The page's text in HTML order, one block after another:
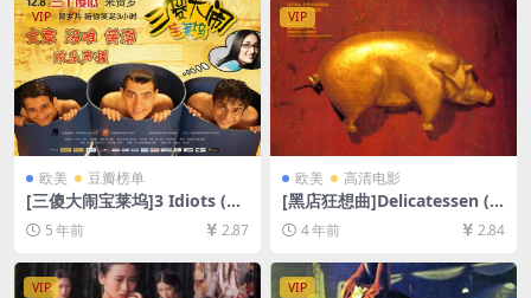
VIP
欧美 豆瓣榜单
[三傻大闹宝莱坞]3 Idiots (20
09)[百度网盘+迅雷云盘资源1
080P超清未删减][MP4/11G
B][中英字幕]
5 年前 2.87
VIP
欧美 高清电影
[黑店狂想曲]Delicatessen (1
991)[百度网盘+迅雷云盘资源
1080P超清未删减][MP4/6G
B][中文字幕]
4 年前 2.84
VIP VIP